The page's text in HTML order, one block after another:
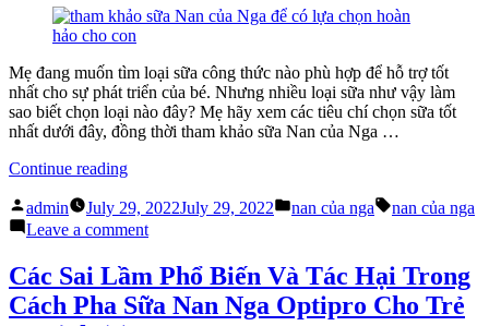
sữa
bò”
mắc
về
ứng
sữa
bò
Mẹ đang muốn tìm loại sữa công thức nào phù hợp để hỗ trợ tốt
nhất cho sự phát triển của bé. Nhưng nhiều loại sữa như vậy làm
sao biết chọn loại nào đây? Mẹ hãy xem các tiêu chí chọn sữa tốt
nhất dưới đây, đồng thời tham khảo sữa Nan của Nga …
Continue reading“Top
Tiêu
Chí
Sữa
Tốt
Nhất
Posted
by
admin July 29, 2022July 29, 2022
Posted
nan của nga Tags:
nan của nga
Leave a commenton
Các
Tiêu
Chí
Các Sai Lầm Phổ Biến Và Tác Hại Trong
Cách Pha Sữa Nan Nga Optipro Cho Trẻ